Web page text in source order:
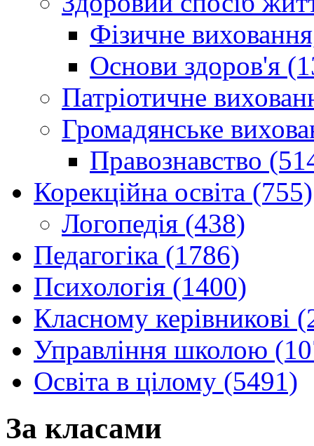
Фізичне
Основи здоров'я
Патріотичне
Громадянське
Правознавство
Корекційна освіта (755)
Логопедія (438)
Педагогіка (1786)
Психологія (1400)
Класному керівникові
Управління школою
Освіта в цілому (5491)
За класами